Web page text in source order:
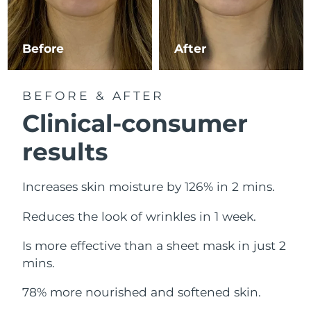
Before After
BEFORE & AFTER
Clinical-consumer
results
Increases skin moisture by 126% in 2 mins.
Reduces the look of wrinkles in 1 week.
Is more effective than a sheet mask in just 2
mins.
78% more nourished and softened skin.
Libanon
Erwartete Lieferung
09/08/2026
Litauen
Erwartete Lieferung
08/08/2026
Sonderverwaltungsregion
Macau
Malaysia
Erwartete Lieferung
08/08/2026